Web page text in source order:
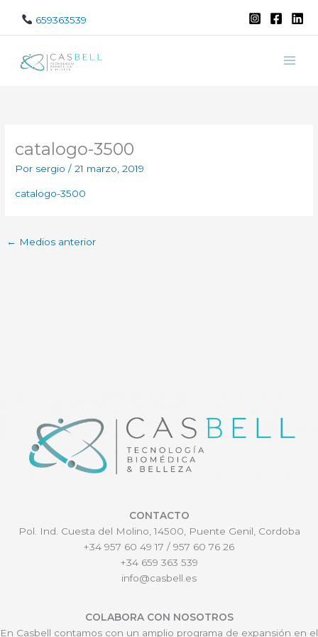
contenido
659363539
catalogo-3500
Por sergio/21 marzo, 2019
catalogo-3500
← Medios anterior
CONTACTO
Pol. Ind. Cuesta del Molino, 14500, Puente Genil, Cordoba
+34 957 60 49 17 / 957 60 76 26
+34 659 363 539
info@casbell.es
COLABORA CON NOSOTROS
En Casbell contamos con un amplio programa de expansión en el